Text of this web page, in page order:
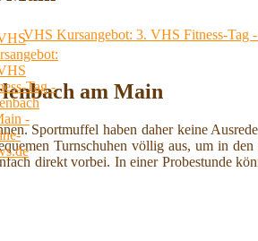
VHS Kursangebot: 3. VHS Fitness-Tag
am Main
Sportmuffel haben daher keine
Turnschuhen völlig aus, um in
direkt vorbei. In einer Probestunde